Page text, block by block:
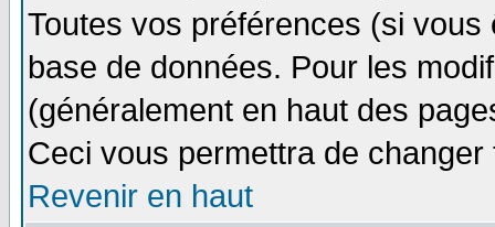
Toutes vos préférences (si
base de données. Pour les
(généralement en haut des
Ceci vous permettra de
Revenir en haut